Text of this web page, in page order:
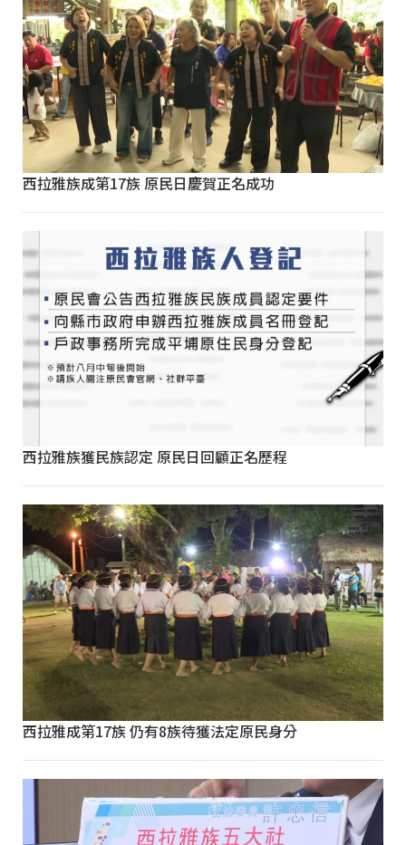
西拉雅族成第17族 原民日慶賀正名成功
西拉雅族獲民族認定 原民日回顧正名歷程
西拉雅成第17族 仍有8族待獲法定原民身分